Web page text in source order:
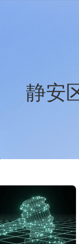
静安